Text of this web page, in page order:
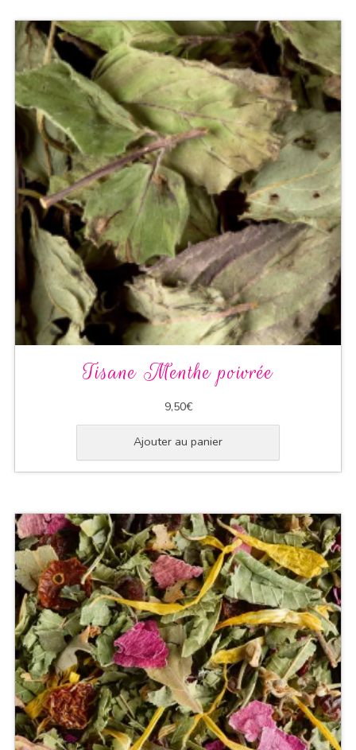
Tisane Menthe poivrée
9,50€
Ajouter au panier